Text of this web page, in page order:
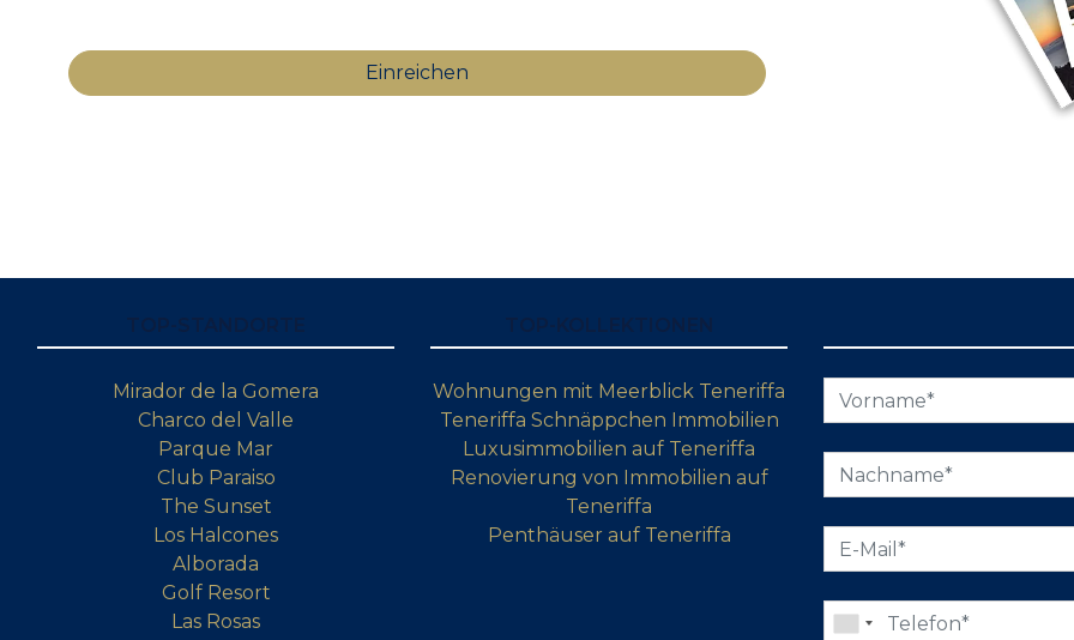
Mirador de la Gomera
Charco del Valle
Parque Mar
Club Paraiso
The Sunset
Los Halcones
Alborada
Golf Resort
Las Rosas
Wohnungen mit Meerblick Teneriffa
Teneriffa Schnäppchen Immobilien
Luxusimmobilien auf Teneriffa
Renovierung von Immobilien auf
Teneriffa
Penthäuser auf Teneriffa